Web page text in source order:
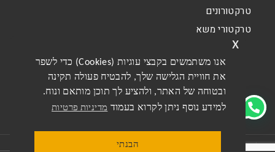
אנו משתמשים בקבצי עוגיות (Cookies) כדי לשפר
את חוויית הגלישה שלך, להבטיח פעולה תקינה
ובטוחה של האתר, ולהציע לך תוכן מותאם ונוח.
למידע נוסף ניתן לקרוא בעמוד מדיניות פרטיות
הבנתי
x
טרקטורונים
טרקטורי משא
תקנון האתר תקנון מבצעים דו גלגלי